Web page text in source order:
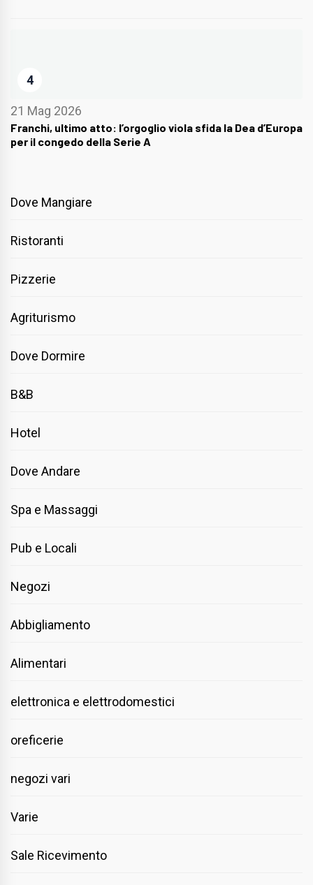
4
21 Mag 2026
Franchi, ultimo atto: l’orgoglio viola sfida la Dea d’Europa
per il congedo della Serie A
Dove Mangiare
Ristoranti
Pizzerie
Agriturismo
Dove Dormire
B&B
Hotel
Dove Andare
Spa e Massaggi
Pub e Locali
Negozi
Abbigliamento
Alimentari
elettronica e elettrodomestici
oreficerie
negozi vari
Varie
Sale Ricevimento